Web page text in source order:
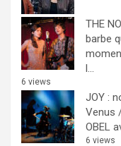
THE
barbe
l...
6 views
JOY :
Venus
OBEL
6 views